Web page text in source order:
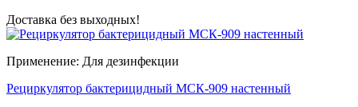
Доставка без выходных!
Применение: Для дезинфекции
Рециркулятор бактерицидный МСК-909 настенный